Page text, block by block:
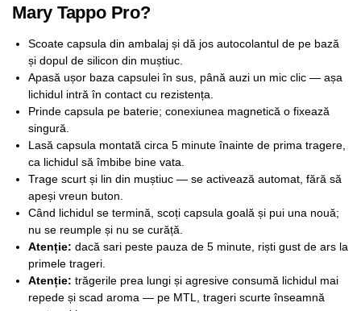
Mary Tappo Pro?
Scoate capsula din ambalaj și dă jos autocolantul de pe bază
și dopul de silicon din muștiuc.
Apasă ușor baza capsulei în sus, până auzi un mic clic — așa
lichidul intră în contact cu rezistența.
Prinde capsula pe baterie; conexiunea magnetică o fixează
singură.
Lasă capsula montată circa 5 minute înainte de prima tragere,
ca lichidul să îmbibe bine vata.
Trage scurt și lin din muștiuc — se activează automat, fără să
apeși vreun buton.
Când lichidul se termină, scoți capsula goală și pui una nouă;
nu se reumple și nu se curăță.
Atenție: dacă sari peste pauza de 5 minute, riști gust de ars la
primele trageri.
Atenție: trăgerile prea lungi și agresive consumă lichidul mai
repede și scad aroma — pe MTL, trageri scurte înseamnă